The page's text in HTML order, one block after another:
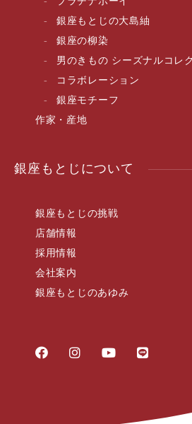
銀座もとじの大島紬
銀座の柳染
男のきもの シーズナルコレ
コラボレーション
銀座モチーフ
作家・産地
銀座もとじについて
銀座もとじの挑戦
店舗情報
採用情報
会社案内
銀座もとじのあゆみ